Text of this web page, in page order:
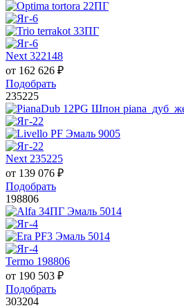
Next 322148
от 162 626 ₽
Подобрать
235225
Next 235225
от 139 076 ₽
Подобрать
198806
Termo 198806
от 190 503 ₽
Подобрать
303204